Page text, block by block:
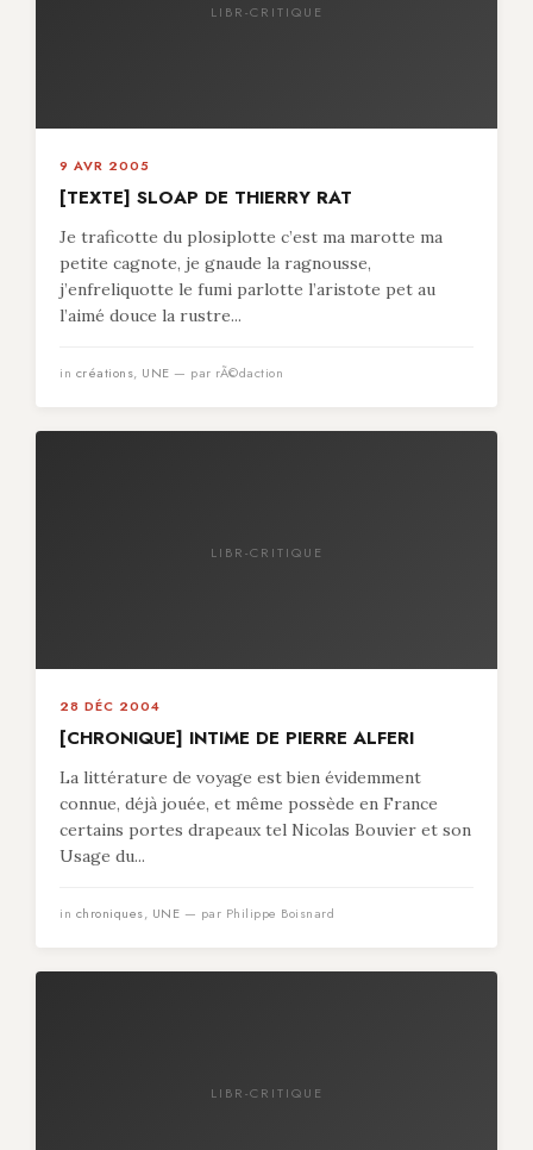
LIBR-CRITIQUE
9 AVR 2005
[TEXTE] SLOAP DE THIERRY RAT
Je traficotte du plosiplotte c’est ma marotte ma
petite cagnote, je gnaude la ragnousse,
j’enfreliquotte le fumi parlotte l’aristote pet au
l’aimé douce la rustre...
in créations, UNE — par rÃ©daction
LIBR-CRITIQUE
28 DÉC 2004
[CHRONIQUE] INTIME DE PIERRE ALFERI
La littérature de voyage est bien évidemment
connue, déjà jouée, et même possède en France
certains portes drapeaux tel Nicolas Bouvier et son
Usage du...
in chroniques, UNE — par Philippe Boisnard
LIBR-CRITIQUE